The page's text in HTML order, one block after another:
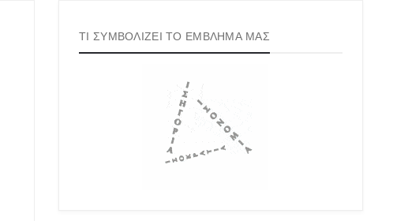
ΤΙ ΣΥΜΒΟΛΙΖΕΙ ΤΟ ΕΜΒΛΗΜΑ ΜΑΣ